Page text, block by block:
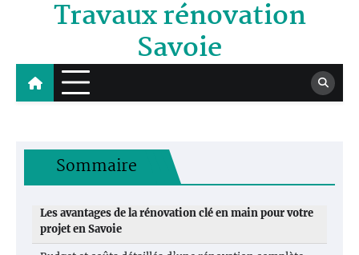
Travaux rénovation
Savoie
Sommaire
Les avantages de la rénovation clé en main pour votre
projet en Savoie